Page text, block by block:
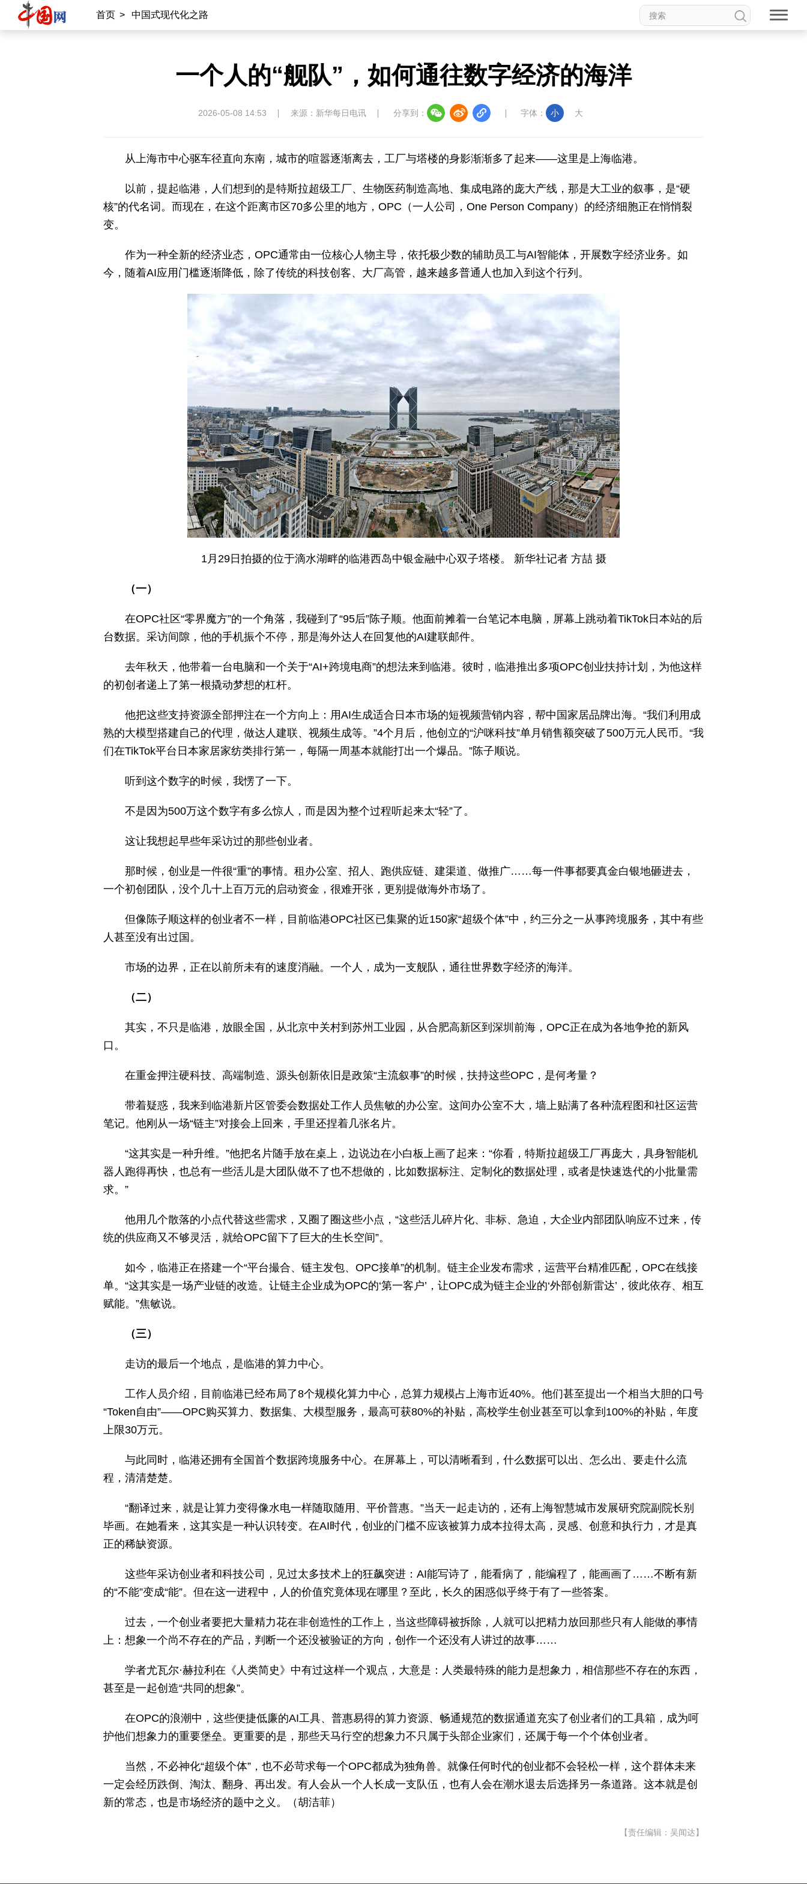
首页 > 中国式现代化之路
一个人的“舰队”，如何通往数字经济的海洋
2026-05-08 14:53 来源：新华每日电讯 分享到： 字体： 小 大
从上海市中心驱车径直向东南，城市的喧嚣逐渐离去，工厂与塔楼的身影渐渐多了起来——这里是上海临港。
以前，提起临港，人们想到的是特斯拉超级工厂、生物医药制造高地、集成电路的庞大产线，那是大工业的叙事，是“硬
核”的代名词。而现在，在这个距离市区70多公里的地方，OPC（一人公司，One Person Company）的经济细胞正在悄悄裂
变。
作为一种全新的经济业态，OPC通常由一位核心人物主导，依托极少数的辅助员工与AI智能体，开展数字经济业务。如
今，随着AI应用门槛逐渐降低，除了传统的科技创客、大厂高管，越来越多普通人也加入到这个行列。
1月29日拍摄的位于滴水湖畔的临港西岛中银金融中心双子塔楼。 新华社记者 方喆 摄
（一）
在OPC社区“零界魔方”的一个角落，我碰到了“95后”陈子顺。他面前摊着一台笔记本电脑，屏幕上跳动着TikTok日本站的后
台数据。采访间隙，他的手机振个不停，那是海外达人在回复他的AI建联邮件。
去年秋天，他带着一台电脑和一个关于“AI+跨境电商”的想法来到临港。彼时，临港推出多项OPC创业扶持计划，为他这样
的初创者递上了第一根撬动梦想的杠杆。
他把这些支持资源全部押注在一个方向上：用AI生成适合日本市场的短视频营销内容，帮中国家居品牌出海。“我们利用成
熟的大模型搭建自己的代理，做达人建联、视频生成等。”4个月后，他创立的“沪咪科技”单月销售额突破了500万元人民币。“我
们在TikTok平台日本家居家纺类排行第一，每隔一周基本就能打出一个爆品。”陈子顺说。
听到这个数字的时候，我愣了一下。
不是因为500万这个数字有多么惊人，而是因为整个过程听起来太“轻”了。
这让我想起早些年采访过的那些创业者。
那时候，创业是一件很“重”的事情。租办公室、招人、跑供应链、建渠道、做推广……每一件事都要真金白银地砸进去，
一个初创团队，没个几十上百万元的启动资金，很难开张，更别提做海外市场了。
但像陈子顺这样的创业者不一样，目前临港OPC社区已集聚的近150家“超级个体”中，约三分之一从事跨境服务，其中有些
人甚至没有出过国。
市场的边界，正在以前所未有的速度消融。一个人，成为一支舰队，通往世界数字经济的海洋。
（二）
其实，不只是临港，放眼全国，从北京中关村到苏州工业园，从合肥高新区到深圳前海，OPC正在成为各地争抢的新风
口。
在重金押注硬科技、高端制造、源头创新依旧是政策“主流叙事”的时候，扶持这些OPC，是何考量？
带着疑惑，我来到临港新片区管委会数据处工作人员焦敏的办公室。这间办公室不大，墙上贴满了各种流程图和社区运营
笔记。他刚从一场“链主”对接会上回来，手里还捏着几张名片。
“这其实是一种升维。”他把名片随手放在桌上，边说边在小白板上画了起来：“你看，特斯拉超级工厂再庞大，具身智能机
器人跑得再快，也总有一些活儿是大团队做不了也不想做的，比如数据标注、定制化的数据处理，或者是快速迭代的小批量需
求。”
他用几个散落的小点代替这些需求，又圈了圈这些小点，“这些活儿碎片化、非标、急迫，大企业内部团队响应不过来，传
统的供应商又不够灵活，就给OPC留下了巨大的生长空间”。
如今，临港正在搭建一个“平台撮合、链主发包、OPC接单”的机制。链主企业发布需求，运营平台精准匹配，OPC在线接
单。“这其实是一场产业链的改造。让链主企业成为OPC的‘第一客户’，让OPC成为链主企业的‘外部创新雷达’，彼此依存、相互
赋能。”焦敏说。
（三）
走访的最后一个地点，是临港的算力中心。
工作人员介绍，目前临港已经布局了8个规模化算力中心，总算力规模占上海市近40%。他们甚至提出一个相当大胆的口号
“Token自由”——OPC购买算力、数据集、大模型服务，最高可获80%的补贴，高校学生创业甚至可以拿到100%的补贴，年度
上限30万元。
与此同时，临港还拥有全国首个数据跨境服务中心。在屏幕上，可以清晰看到，什么数据可以出、怎么出、要走什么流
程，清清楚楚。
“翻译过来，就是让算力变得像水电一样随取随用、平价普惠。”当天一起走访的，还有上海智慧城市发展研究院副院长别
毕画。在她看来，这其实是一种认识转变。在AI时代，创业的门槛不应该被算力成本拉得太高，灵感、创意和执行力，才是真
正的稀缺资源。
这些年采访创业者和科技公司，见过太多技术上的狂飙突进：AI能写诗了，能看病了，能编程了，能画画了……不断有新
的“不能”变成“能”。但在这一进程中，人的价值究竟体现在哪里？至此，长久的困惑似乎终于有了一些答案。
过去，一个创业者要把大量精力花在非创造性的工作上，当这些障碍被拆除，人就可以把精力放回那些只有人能做的事情
上：想象一个尚不存在的产品，判断一个还没被验证的方向，创作一个还没有人讲过的故事……
学者尤瓦尔·赫拉利在《人类简史》中有过这样一个观点，大意是：人类最特殊的能力是想象力，相信那些不存在的东西，
甚至是一起创造“共同的想象”。
在OPC的浪潮中，这些便捷低廉的AI工具、普惠易得的算力资源、畅通规范的数据通道充实了创业者们的工具箱，成为呵
护他们想象力的重要堡垒。更重要的是，那些天马行空的想象力不只属于头部企业家们，还属于每一个个体创业者。
当然，不必神化“超级个体”，也不必苛求每一个OPC都成为独角兽。就像任何时代的创业都不会轻松一样，这个群体未来
一定会经历跌倒、淘汰、翻身、再出发。有人会从一个人长成一支队伍，也有人会在潮水退去后选择另一条道路。这本就是创
新的常态，也是市场经济的题中之义。（胡洁菲）
【责任编辑：吴闻达】